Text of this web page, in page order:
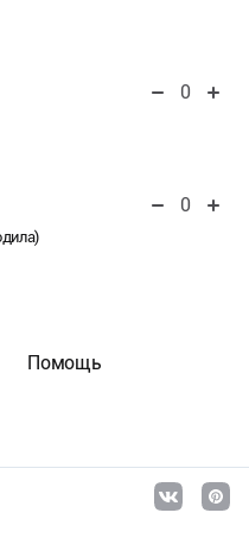
0
0
Помощь